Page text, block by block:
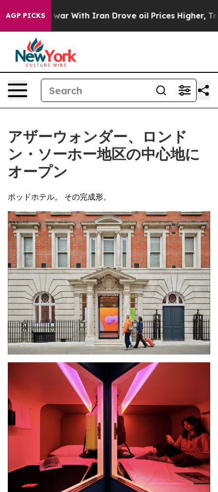
AGP PICKS
As war With Iran Drove oil Prices Higher, Trump
アザーウォンダー、ロンド
ン・ソーホー地区の中心地に
オープン
ポッドホテル。 その完成形。